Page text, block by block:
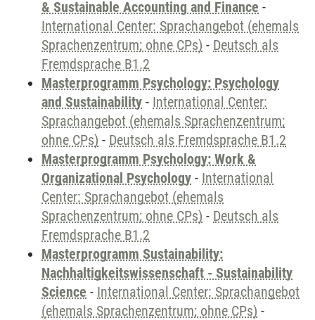
& Sustainable Accounting and Finance -
International Center: Sprachangebot (ehemals
Sprachenzentrum; ohne CPs) - Deutsch als
Fremdsprache B1.2
Masterprogramm Psychology: Psychology
and Sustainability - International Center:
Sprachangebot (ehemals Sprachenzentrum;
ohne CPs) - Deutsch als Fremdsprache B1.2
Masterprogramm Psychology: Work &
Organizational Psychology - International
Center: Sprachangebot (ehemals
Sprachenzentrum; ohne CPs) - Deutsch als
Fremdsprache B1.2
Masterprogramm Sustainability:
Nachhaltigkeitswissenschaft - Sustainability
Science - International Center: Sprachangebot
(ehemals Sprachenzentrum; ohne CPs) -